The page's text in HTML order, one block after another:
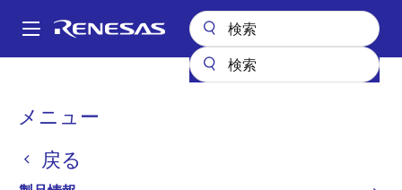
ン
Main
メニュー
戻る
パ
く
MOTOR-RSSK-STEPPER
Evaluation System for
Stepping Motor with